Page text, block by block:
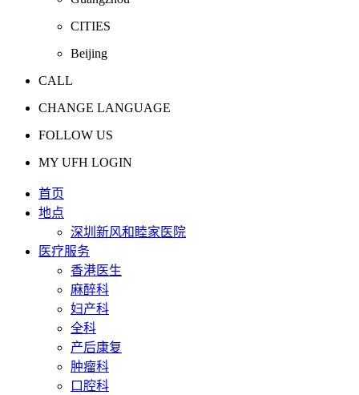
CITIES
Beijing
CALL
CHANGE LANGUAGE
FOLLOW US
MY UFH LOGIN
首页
地点
深圳新风和睦家医院
医疗服务
香港医生
麻醉科
妇产科
全科
产后康复
肿瘤科
口腔科